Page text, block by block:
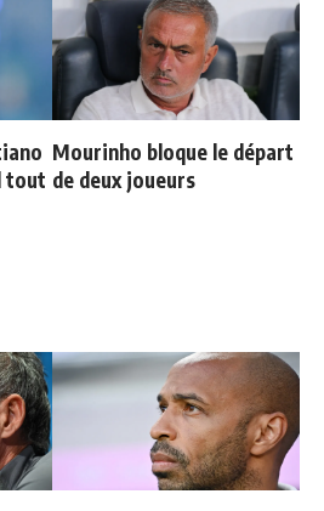
tout
Mourinho bloque le départ
de deux joueurs